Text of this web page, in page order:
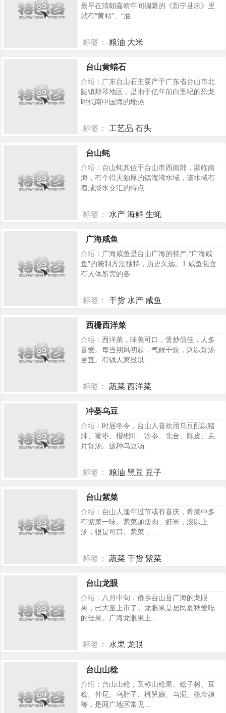
最早在清朝嘉靖年间编纂的《新宁县志》里
就有“黄粘”、“油...
标签： 粮油 大米
台山黄蜡石
介绍： 广东台山石主要产于广东省台山市北
陡镇那琴地区，是由于亿年前白垩纪的恐龙
时代南中国海的地热...
标签： 工艺品 石头
台山蚝
介绍： 台山蚝其位于台山市西南部，濒临南
海，有个得天独厚的镇海湾水域，该水域有
着咸淡水交汇的特点...
标签： 水产 海鲜 生蚝
广海咸鱼
介绍： 广海咸鱼是台山广海的特产,“广海咸
鱼”的腌制方法独特，历史久远。1.咸鱼包含
有人体所需的各...
标签： 干货 水产 咸鱼
西栅西洋菜
介绍： 西洋菜，味美可口，煲炒俱佳，人多
喜爱。每当朔风初起，气候干燥，则以煲汤
更宜。有钱人家投以...
标签： 蔬菜 西洋菜
冲蒌乌豆
介绍： 时届冬令，台山人喜欢用乌豆配以猪
肺、蜜枣、楷杷叶、沙参、北合、陈皮、羌
片煲汤。这种乌豆汤...
标签： 粮油 黑豆 豆子
台山紫菜
介绍： 台山人逢年过节或有喜庆，肴菜中多
有紫菜一味。紫菜加瘦肉、虾米，滚以上
汤，很是可口。紫菜，...
标签： 蔬菜 干货 紫菜
台山龙眼
介绍： 八月中旬，侨乡台山县广海的龙眼
果，已大量上市了。龙眼果是居民夏秋爱吃
的佳果。广海龙眼果上...
标签： 水果 龙眼
台山山稔
介绍： 台山山稔，又称山稔果、稔子树、豆
稔、仲尼、乌肚子、桃舅娘、当泥、桃金娘
等，是两广地区常见...